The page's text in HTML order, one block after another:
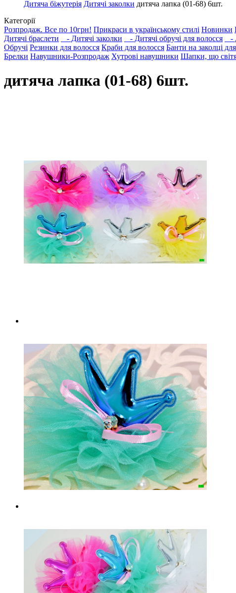
Дитяча біжутерія Дитячі заколки дитяча лапка (01-68) 6шт.
Категорії
Розпродаж. Все по 10грн! Прикраси в українському стилі Новинки
Дитячі браслети
- Дитячі заколки - Дитячі обручі для волосся -
Обручі Резинки для волосся Краби для волосся Банти на заколці
Брелки Навушники-Розпродаж Хутрові навушники Шапки, що
дитяча лапка (01-68) 6шт.